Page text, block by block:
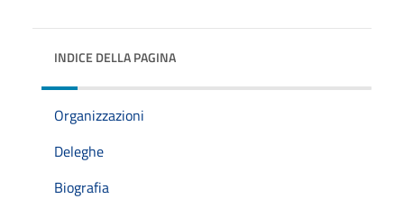
INDICE DELLA PAGINA
Organizzazioni
Deleghe
Biografia